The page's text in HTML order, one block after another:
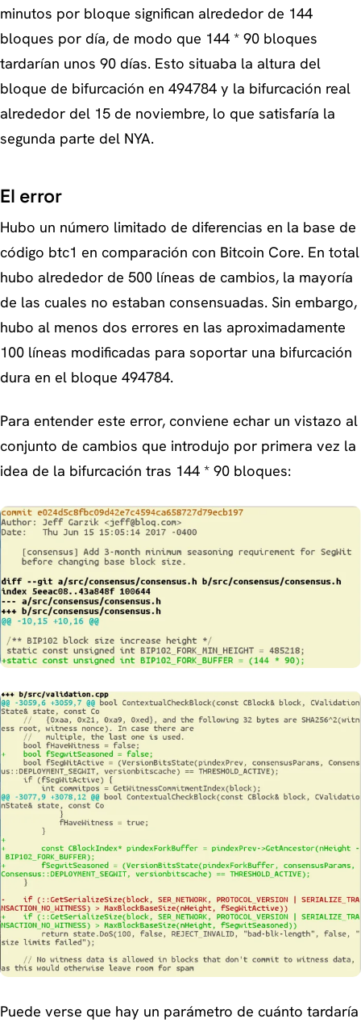
minutos por bloque significan alrededor de 144
bloques por día, de modo que 144 * 90 bloques
tardarían unos 90 días. Esto situaba la altura del
bloque de bifurcación en 494784 y la bifurcación real
alrededor del 15 de noviembre, lo que satisfaría la
segunda parte del NYA.
El error
Hubo un número limitado de diferencias en la base de
código btc1 en comparación con Bitcoin Core. En total
hubo alrededor de 500 líneas de cambios, la mayoría
de las cuales no estaban consensuadas. Sin embargo,
hubo al menos dos errores en las aproximadamente
100 líneas modificadas para soportar una bifurcación
dura en el bloque 494784.
Para entender este error, conviene echar un vistazo al
conjunto de cambios que introdujo por primera vez la
idea de la bifurcación tras 144 * 90 bloques:
Puede verse que hay un parámetro de cuánto tardaría